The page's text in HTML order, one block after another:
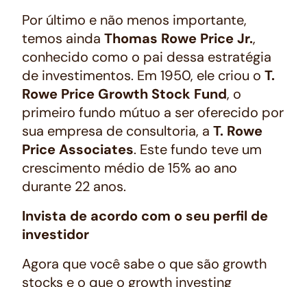
Por último e não menos importante,
temos ainda Thomas Rowe Price Jr.,
conhecido como o pai dessa estratégia
de investimentos. Em 1950, ele criou o T.
Rowe Price Growth Stock Fund, o
primeiro fundo mútuo a ser oferecido por
sua empresa de consultoria, a T. Rowe
Price Associates. Este fundo teve um
crescimento médio de 15% ao ano
durante 22 anos.
Invista de acordo com o seu perfil de
investidor
Agora que você sabe o que são growth
stocks e o que o growth investing